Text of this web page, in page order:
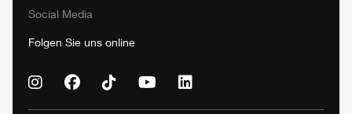
Social Media
Folgen Sie uns online